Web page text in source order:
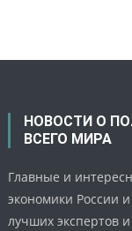
НОВОСТИ О
ВСЕГО МИРА
Главные и
экономики России
лучших экспертов